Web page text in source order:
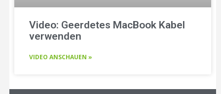
Video: Geerdetes MacBook Kabel
verwenden
VIDEO ANSCHAUEN »